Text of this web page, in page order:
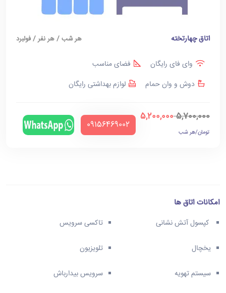
اتاق چهارتخته هر شب / هر نفر / فولبرد
وای فای رایگان
فضای مناسب
دوش و وان حمام
لوازم بهداشتی رایگان
5,700,000
5,200,000
تومان/هر شب
‪09156469002‬
امکانات اتاق ها
کپسول آتش نشانی تاکسی سرویس
یخچال تلویزیون
سیستم تهویه سرویس بیدارباش